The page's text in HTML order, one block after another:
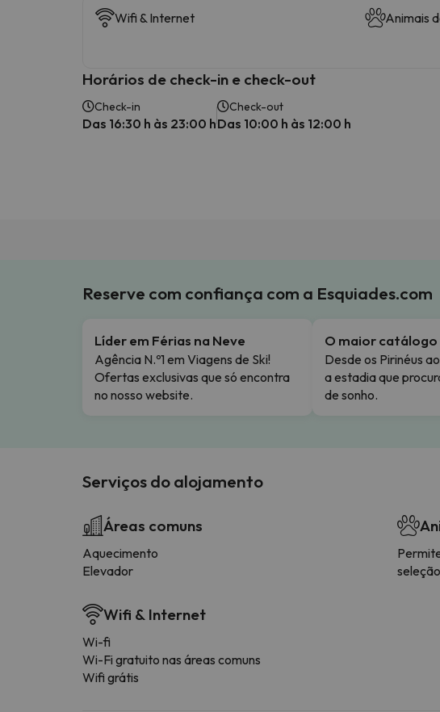
Wifi & Internet Animais
Horários de check-in e check-out
Check-in
Das 16:30 h às 23:00 h
Check-out
Das 10:00 h às 12:00 h
Reserve com confiança com a Esquiades.com
Líder em Férias na Neve
Agência N.º1 em Viagens de Ski!
Ofertas exclusivas que só encontra
no nosso website.
O maior catálogo
Desde os Pirinéus
a estadia que
de sonho.
Serviços do alojamento
Áreas comuns
Aquecimento
Elevador
Wifi & Internet
Wi-fi
Wi-Fi gratuito nas áreas comuns
Wifi grátis